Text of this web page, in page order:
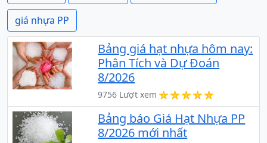
giá nhựa PP
Bảng giá hạt nhựa hôm nay:
Phân Tích và Dự Đoán
8/2026
9756 Lượt xem
Bảng báo Giá Hạt Nhựa PP
8/2026 mới nhất